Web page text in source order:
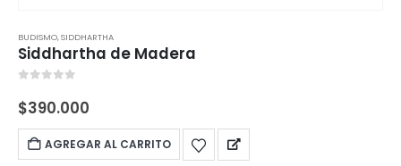
BUDISMO,SIDDHARTHA
Siddhartha de Madera
$390.000
AGREGAR AL CARRITO